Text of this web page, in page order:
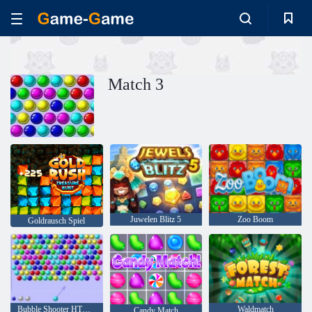
Match 3
Goldrausch Spiel Juwelen Blitz 5 Zoo Boom
Bubble Shooter HTML5 Waldmatch